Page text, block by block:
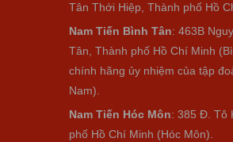
Tân Thới Hiệp, Thành phố Hồ
Nam Tiến Bình Tân: 463B
Tân, Thành phố Hồ Chí Minh
chính hãng ủy nhiệm của tập
Nam).
Nam Tiến Hóc Môn: 385 Đ. Tô
phố Hồ Chí Minh (Hóc Môn).